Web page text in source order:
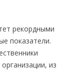
рекордными
показатели.
из